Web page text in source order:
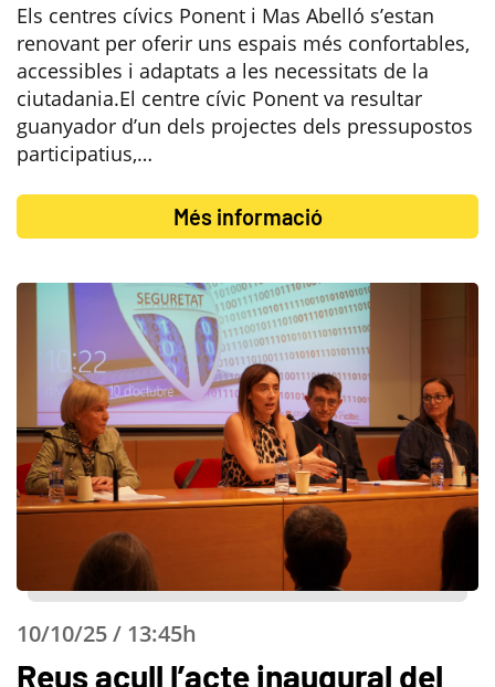
Els centres cívics Ponent i Mas Abelló s’estan
renovant per oferir uns espais més confortables,
accessibles i adaptats a les necessitats de la
ciutadania.El centre cívic Ponent va resultar
guanyador d’un dels projectes dels pressupostos
participatius,…
Més informació
10/10/25 / 13:45h
Reus acull l’acte inaugural del